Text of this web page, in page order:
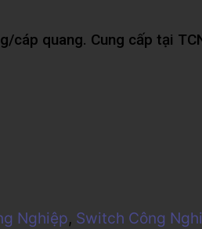
quang. Cung cấp tại
Nghiệp, Switch Công